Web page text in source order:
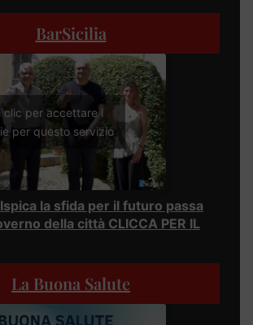
BarSicilia
clic per accettare i
per questo servizio
la sfida per il futuro passa
della città CLICCA PER IL
La Buona Salute